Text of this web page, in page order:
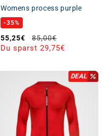
Womens process purple
-35%
Verkaufspreis
55,25€ Normaler Preis
85,00€
Du sparst 29,75€
DEAL